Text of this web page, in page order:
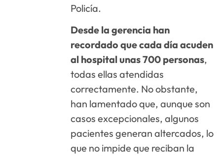
Policía.
Desde la gerencia han
recordado que cada día acuden
al hospital unas 700 personas,
todas ellas atendidas
correctamente. No obstante,
han lamentado que, aunque son
casos excepcionales, algunos
pacientes generan altercados, lo
que no impide que reciban la